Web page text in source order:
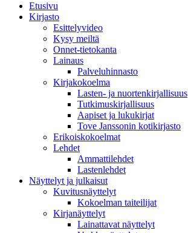
Etusivu
Kirjasto
Esittelyvideo
Kysy meiltä
Onnet-tietokanta
Lainaus
Palveluhinnasto
Kirjakokoelma
Lasten- ja nuortenkirjallisuus
Tutkimuskirjallisuus
Aapiset ja lukukirjat
Tove Janssonin kotikirjasto
Erikoiskokoelmat
Lehdet
Ammattilehdet
Lastenlehdet
Näyttelyt ja julkaisut
Kuvitusnäyttelyt
Kokoelman taiteilijat
Kirjanäyttelyt
Lainattavat näyttelyt